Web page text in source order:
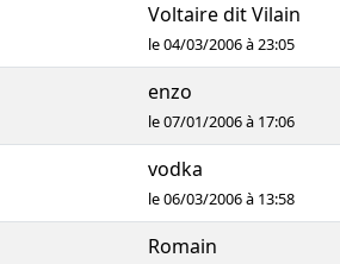
Voltaire dit Vilain
le 04/03/2006 à 23:05
enzo
le 07/01/2006 à 17:06
vodka
le 06/03/2006 à 13:58
Romain